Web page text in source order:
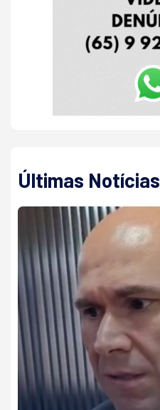
Últimas Notícias